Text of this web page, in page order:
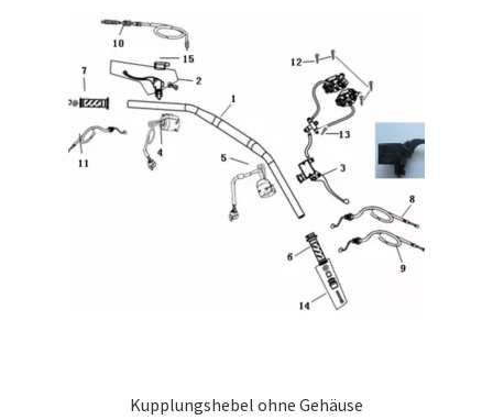
Kupplungshebel ohne Gehäuse